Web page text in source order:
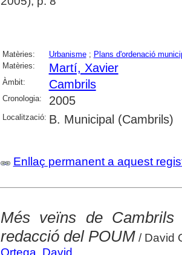
Matèries: Urbanisme; Plans d'ordenació
Matèries:
Martí, Xavier
Àmbit: Cambrils
Cronologia: 2005
Localització: B. Municipal (Cambrils)
Enllaç permanent a aquest
Més veïns de
redacció del POUM / David
Ortega, David